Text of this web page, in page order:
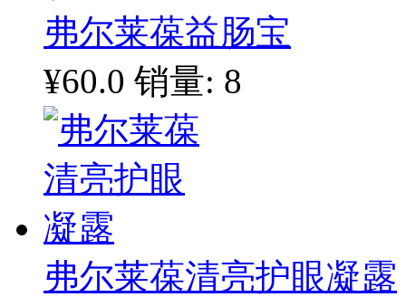
弗尔莱葆益肠宝
¥60.0 销量: 8
弗尔莱葆清亮护眼凝露